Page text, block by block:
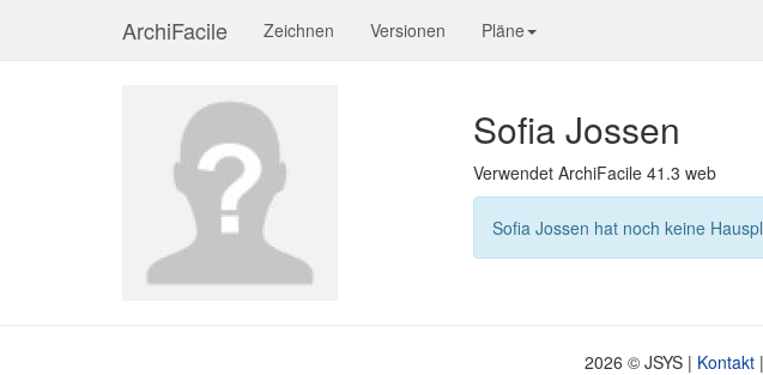
ArchiFacile Zeichnen Versionen Pläne
Sofia Jossen
Verwendet ArchiFacile 41.3 web
Sofia Jossen hat noch keine
2026 © JSYS | Kontakt |